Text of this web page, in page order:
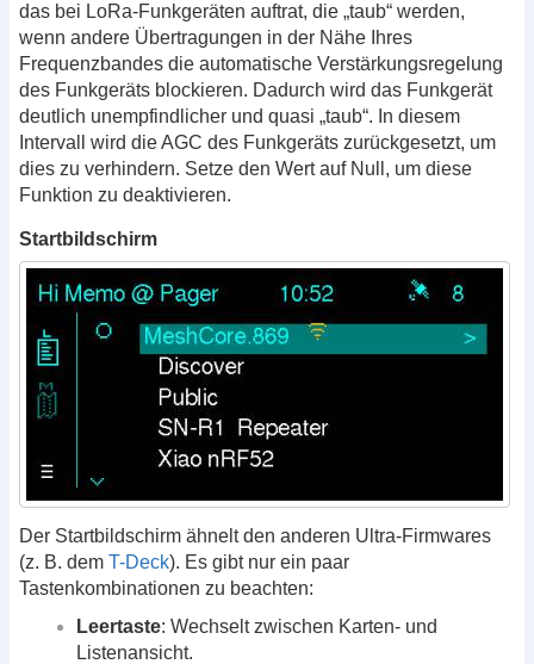
das bei LoRa-Funkgeräten auftrat, die „taub“ werden,
wenn andere Übertragungen in der Nähe Ihres
Frequenzbandes die automatische Verstärkungsregelung
des Funkgeräts blockieren. Dadurch wird das Funkgerät
deutlich unempfindlicher und quasi „taub“. In diesem
Intervall wird die AGC des Funkgeräts zurückgesetzt, um
dies zu verhindern. Setze den Wert auf Null, um diese
Funktion zu deaktivieren.
Startbildschirm
Der Startbildschirm ähnelt den anderen Ultra-Firmwares
(z. B. dem T-Deck). Es gibt nur ein paar
Tastenkombinationen zu beachten:
Leertaste: Wechselt zwischen Karten- und
Listenansicht.